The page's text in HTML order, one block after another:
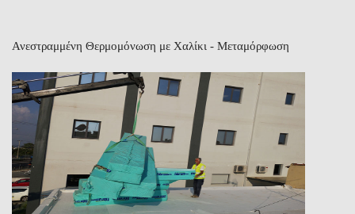
Ανεστραμμένη Θερμομόνωση με Χαλίκι - Μεταμόρφωση